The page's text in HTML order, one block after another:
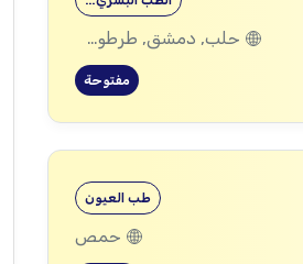
حلب, دمشق, طرطوس, ريف دمشق, ديرالزور, درعا, السويداء, إدلب, القنيطرة, اللاذقية, الرقة, حمص, الحسكة, حماة
مفتوحة
طب العيون
حمص